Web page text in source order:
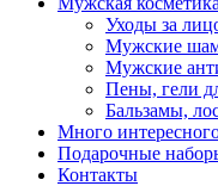
Уходы за
Мужские
Мужские
Пены, гели
Бальзамы,
Много
Подарочные
Контакты